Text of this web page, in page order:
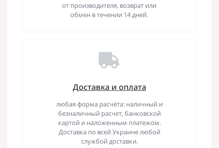
от производителя, возврат или
обмен в течении 14 дней.
Доставка и оплата
любая форма расчёта: наличный и
безналичный расчет, банковской
картой и наложенным платежом.
Доставка по всей Украине любой
службой доставки.